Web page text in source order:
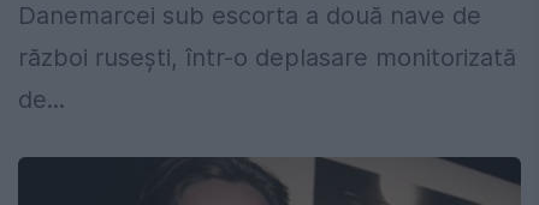
Danemarcei sub escorta a două nave de
război rusești, într-o deplasare monitorizată
de...